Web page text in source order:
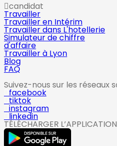
candidat
Travailler
Travailler en Intérim
Travailler dans L'hotellerie
Simulateur de chiffre
d'affaire
Travailler à Lyon
Blog
FAQ
Suivez-nous sur les réseaux
facebook
tiktok
instagram
linkedin
TÉLÉCHARGER